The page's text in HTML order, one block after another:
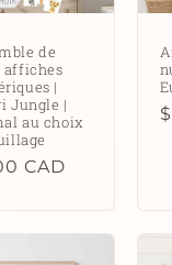
de
affiches
|
Jungle |
au choix
CAD